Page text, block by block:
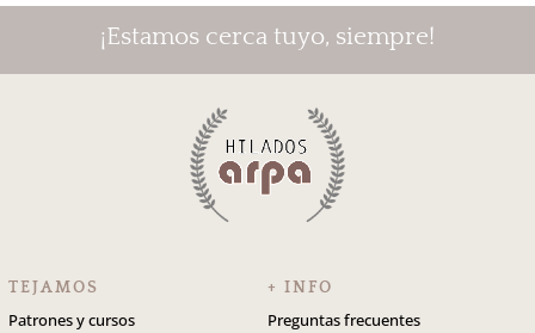
¡Estamos cerca tuyo, siempre!
TEJAMOS
Patrones y cursos
+ INFO
Preguntas frecuentes